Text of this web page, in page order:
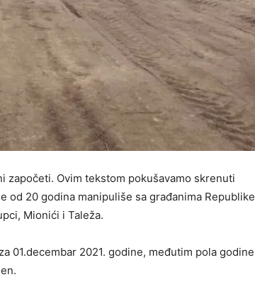
započeti. Ovim tekstom pokušavamo skrenuti
od 20 godina manipuliše sa građanima Republike
Mionići i Taleža.
01.decembar 2021. godine, međutim pola godine